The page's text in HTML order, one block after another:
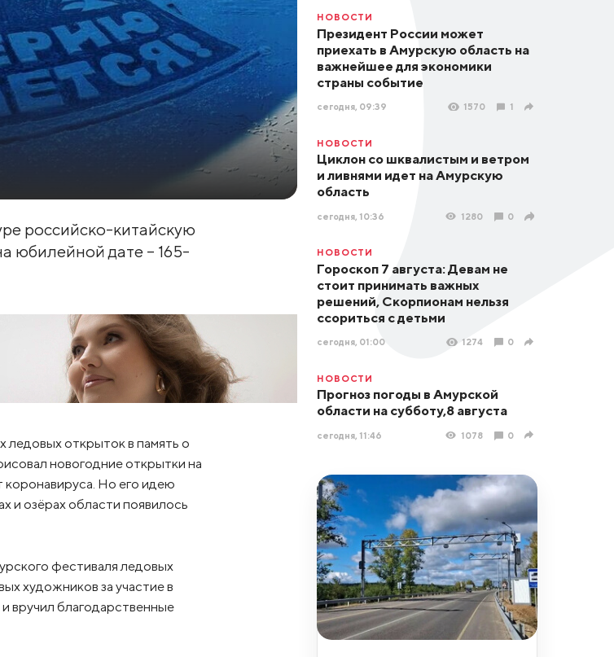
российско-китайскую
юбилейной дате – 165-
ледовых открыток в память о
новогодние открытки на
коронавируса. Но его идею
и озёрах области появилось
фестиваля ледовых
художников за участие в
вручил благодарственные
НОВОСТИ
Президент России может
приехать в Амурскую область на
важнейшее для экономики
страны событие
сегодня, 09:39 1570 1
НОВОСТИ
Циклон со шквалистым и ветром
и ливнями идет на Амурскую
область
сегодня, 10:36 1280 0
НОВОСТИ
Гороскоп 7 августа: Девам не
стоит принимать важных
решений, Скорпионам нельзя
ссориться с детьми
сегодня, 01:00 1274 0
НОВОСТИ
Прогноз погоды в Амурской
области на субботу,8 августа
сегодня, 11:46 1078 0